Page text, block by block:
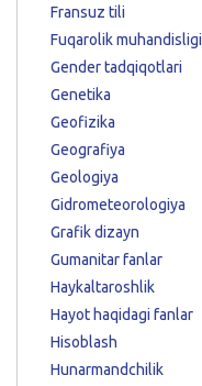
Fransuz tili
Fuqarolik muhandisligi
Gender tadqiqotlari
Genetika
Geofizika
Geografiya
Geologiya
Gidrometeorologiya
Grafik dizayn
Gumanitar fanlar
Haykaltaroshlik
Hayot haqidagi fanlar
Hisoblash
Hunarmandchilik